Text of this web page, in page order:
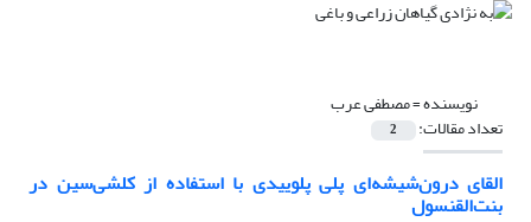
نویسنده =مصطفی عرب
تعداد مقالات: 2
القای درون‌شیشه‌ای پلی پلوییدی با استفاده از کلشی‌سین در
بنت‌القنسول